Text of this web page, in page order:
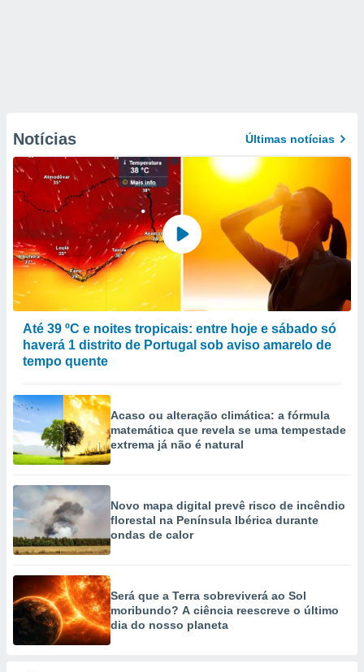
Notícias Últimas notícias
Até 39 ºC e noites tropicais: entre hoje e sábado só
haverá 1 distrito de Portugal sob aviso amarelo de
tempo quente
Acaso ou alteração climática: a fórmula
matemática que revela se uma tempestade
extrema já não é natural
Novo mapa digital prevê risco de incêndio
florestal na Península Ibérica durante
ondas de calor
Será que a Terra sobreviverá ao Sol
moribundo? A ciência reescreve o último
dia do nosso planeta